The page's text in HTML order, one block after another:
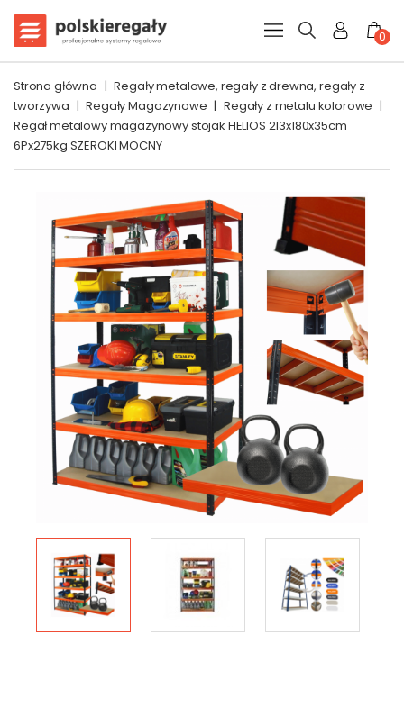
0
Strona główna | Regały metalowe, regały z drewna, regały z
tworzywa | Regały Magazynowe | Regały z metalu kolorowe |
Regał metalowy magazynowy stojak HELIOS 213x180x35cm
6Px275kg SZEROKI MOCNY